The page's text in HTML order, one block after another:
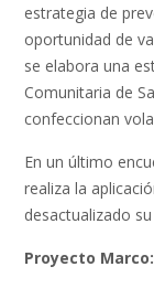
estrategia de
oportunidad de
se elabora una
Comunitaria de
confeccionan
En un último
realiza la
desactualizado
Proyecto Marco: